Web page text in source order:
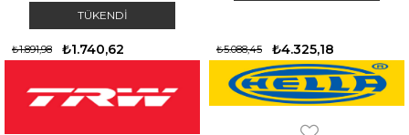
TÜKENDI
₺1.740,62
₺1.891,98 ₺4.325,18
₺5.088,45